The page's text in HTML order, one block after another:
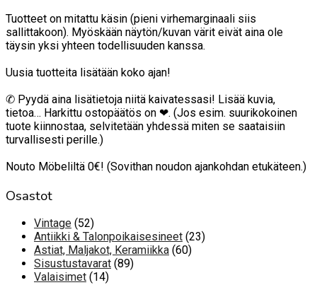
Tuotteet on mitattu käsin (pieni virhemarginaali siis
sallittakoon). Myöskään näytön/kuvan värit eivät aina ole
täysin yksi yhteen todellisuuden kanssa.
Uusia tuotteita lisätään koko ajan!
✆ Pyydä aina lisätietoja niitä kaivatessasi! Lisää kuvia,
tietoa… Harkittu ostopäätös on ❤. (Jos esim. suurikokoinen
tuote kiinnostaa, selvitetään yhdessä miten se saataisiin
turvallisesti perille.)
Nouto Möbeliltä 0€! (Sovithan noudon ajankohdan etukäteen.)
Osastot
Vintage 5252
tuotetta
Antiikki & Talonpoikaisesineet 2323
Astiat, Maljakot, Keramiikka 6060
Sisustustavarat 8989
Valaisimet 1414